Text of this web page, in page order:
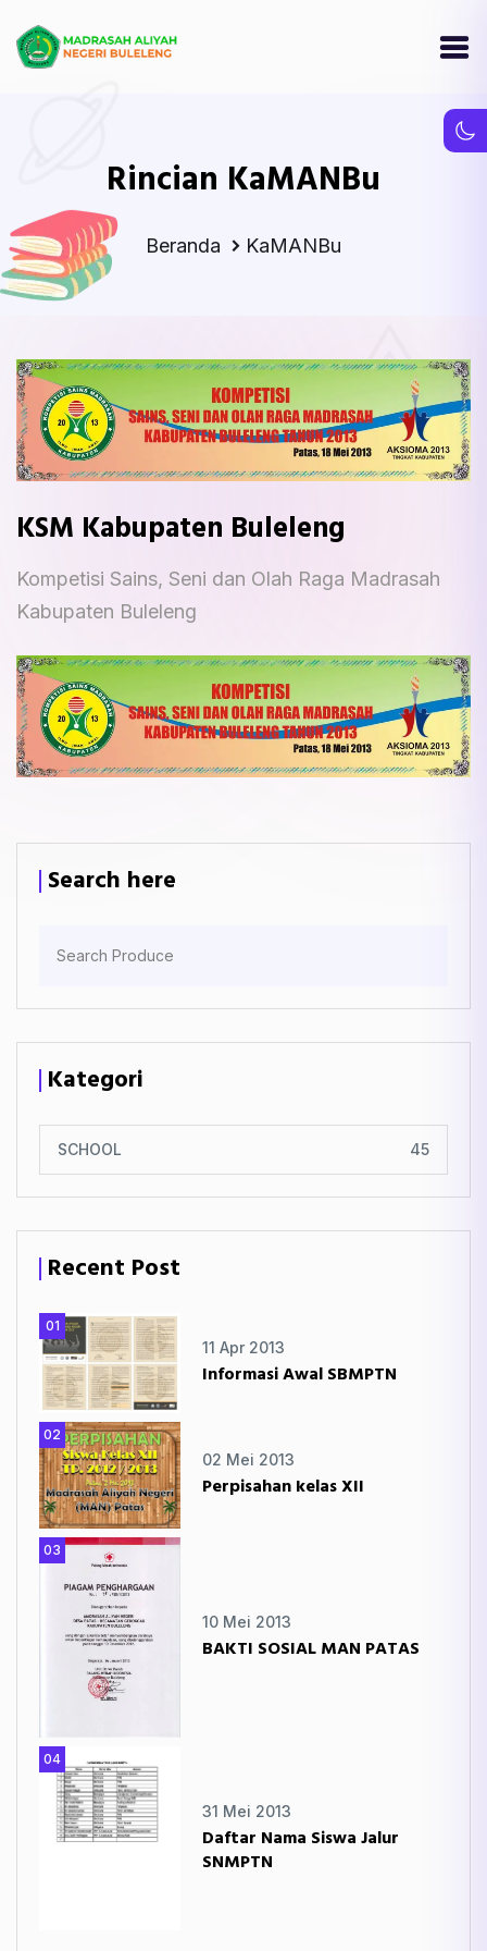
Rincian KaMANBu
Beranda KaMANBu
KSM Kabupaten Buleleng
Kompetisi Sains, Seni dan Olah Raga Madrasah
Kabupaten Buleleng
Search here
Kategori
SCHOOL 45
Recent Post
01
11 Apr 2013
Informasi Awal SBMPTN
02
02 Mei 2013
Perpisahan kelas XII
03
10 Mei 2013
BAKTI SOSIAL MAN PATAS
04
31 Mei 2013
Daftar Nama Siswa Jalur
SNMPTN